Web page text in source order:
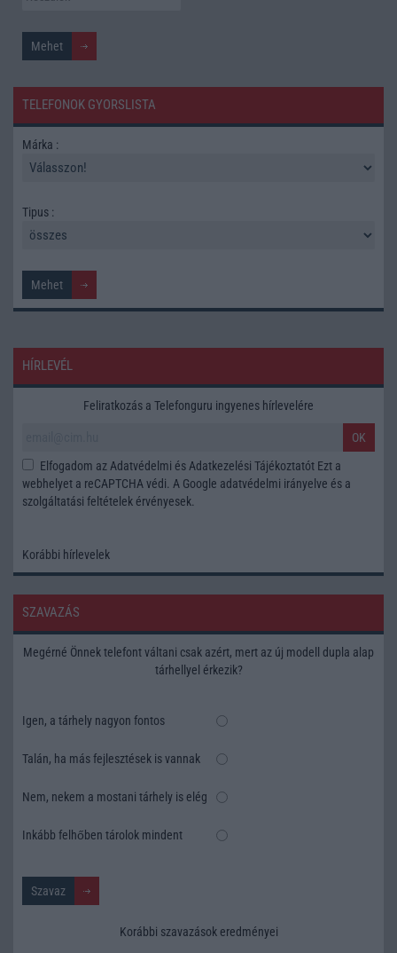
TELEFONOK GYORSLISTA
Márka :
Tipus :
HÍRLEVÉL
Feliratkozás a Telefonguru ingyenes hírlevelére
OK
Elfogadom azAdatvédelmi és Adatkezelési Tájékoztatót Ezt a
webhelyet a reCAPTCHA védi. A Google adatvédelmi irányelve és a
szolgáltatási feltételek érvényesek.
Korábbi hírlevelek
SZAVAZÁS
Megérné Önnek telefont váltani csak azért, mert az új modell dupla alap
tárhellyel érkezik?
Igen, a tárhely nagyon fontos
Talán, ha más fejlesztések is vannak
Nem, nekem a mostani tárhely is elég
Inkább felhőben tárolok mindent
Korábbi szavazások eredményei